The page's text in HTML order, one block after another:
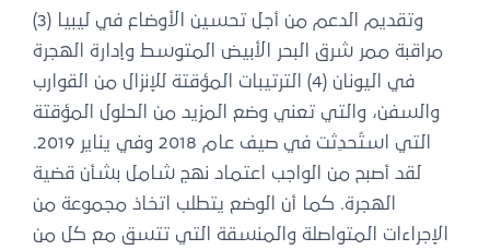
وتقديم الدعم من أجل تحسين الأوضاع في ليبيا (3)
مراقبة ممر شرق البحر الأبيض المتوسط وإدارة الهجرة
في اليونان (4) الترتيبات المؤقتة للإنزال من القوارب
والسفن، والتي تعني وضع المزيد من الحلول المؤقتة
التي استُحدِثت في صيف عام 2018 وفي يناير 2019.
لقد أصبح من الواجب اعتماد نهج شامل بشأن قضية
الهجرة. كما أن الوضع يتطلب اتخاذ مجموعة من
الإجراءات المتواصلة والمنسقة التي تتسق مع كل من